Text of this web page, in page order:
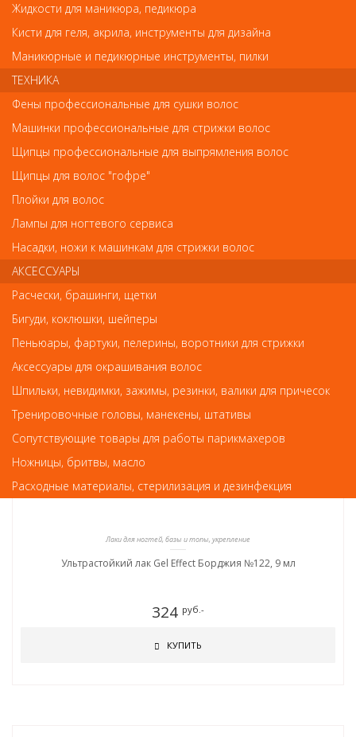
Имя
Код
Обратите внимание
Внешний вид товара «BERENICE Экспресс-покрытие 2 в 1 (
сушка+блеск ) " Express dry&gloss" 16мл.» может отличаться от
фотографий на сайте. Несовпадение внешнего вида и
комплектности реального товара с фотографиями и описанием
на сайте не является показателем ненадлежащего качества
товара.
Так же советуем посмотреть
Лаки для ногтей, базы и топы, укрепление
Ультрастойкий лак Gel Effect Борджия №122, 9 мл
324 руб.-
КУПИТЬ
Жидкости для маникюра, педикюра
Кисти для геля, акрила, инструменты для дизайна
Маникюрные и педикюрные инструменты, пилки
ТЕХНИКА
Фены профессиональные для сушки волос
Машинки профессиональные для стрижки волос
Щипцы профессиональные для выпрямления волос
Щипцы для волос "гофре"
Плойки для волос
Лампы для ногтевого сервиса
Насадки, ножи к машинкам для стрижки волос
АКСЕССУАРЫ
Расчески, брашинги, щетки
Бигуди, коклюшки, шейперы
Пеньюары, фартуки, пелерины, воротники для стрижки
Аксессуары для окрашивания волос
Шпильки, невидимки, зажимы, резинки, валики для причесок
Тренировочные головы, манекены, штативы
Сопутствующие товары для работы парикмахеров
Ножницы, бритвы, масло
Расходные материалы, стерилизация и дезинфекция